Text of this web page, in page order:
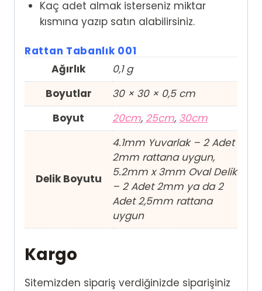
Kaç adet almak isterseniz miktar
kısmına yazıp satın alabilirsiniz.
Rattan Tabanlık 001
Ağırlık
0,1 g
Boyutlar
30 × 30 × 0,5 cm
Boyut
20cm, 25cm, 30cm
Delik Boyutu
4.1mm Yuvarlak – 2 Adet
2mm rattana uygun,
5.2mm x 3mm Oval Delik
– 2 Adet 2mm ya da 2
Adet 2,5mm rattana
uygun
Kargo
Sitemizden sipariş verdiğinizde siparişiniz